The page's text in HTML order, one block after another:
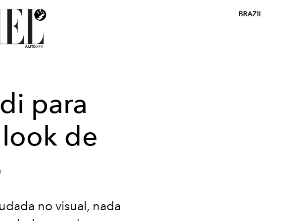
BRAZIL
para
de
no visual, nada